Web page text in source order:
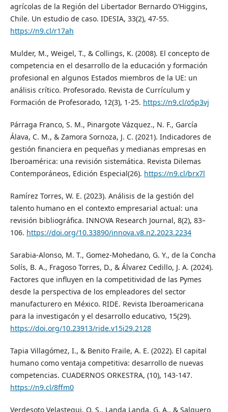
agrícolas de la Región del Libertador Bernardo O’Higgins,
Chile. Un estudio de caso. IDESIA, 33(2), 47-55.
https://n9.cl/r17ah
Mulder, M., Weigel, T., & Collings, K. (2008). El concepto de
competencia en el desarrollo de la educación y formación
profesional en algunos Estados miembros de la UE: un
análisis crítico. Profesorado. Revista de Currículum y
Formación de Profesorado, 12(3), 1-25. https://n9.cl/o5p3vj
Párraga Franco, S. M., Pinargote Vázquez., N. F., García
Álava, C. M., & Zamora Sornoza, J. C. (2021). Indicadores de
gestión financiera en pequeñas y medianas empresas en
Iberoamérica: una revisión sistemática. Revista Dilemas
Contemporáneos, Edición Especial(26). https://n9.cl/brx7l
Ramírez Torres, W. E. (2023). Análisis de la gestión del
talento humano en el contexto empresarial actual: una
revisión bibliográfica. INNOVA Research Journal, 8(2), 83–
106. https://doi.org/10.33890/innova.v8.n2.2023.2234
Sarabia-Alonso, M. T., Gomez-Mohedano, G. Y., de la Concha
Solís, B. A., Fragoso Torres, D., & Álvarez Cedillo, J. A. (2024).
Factores que influyen en la competitividad de las Pymes
desde la perspectiva de los empleadores del sector
manufacturero en México. RIDE. Revista Iberoamericana
para la investigacón y el desarrollo educativo, 15(29).
https://doi.org/10.23913/ride.v15i29.2128
Tapia Villagómez, I., & Benito Fraile, A. E. (2022). El capital
humano como ventaja competitiva: desarrollo de nuevas
competencias. CUADERNOS ORKESTRA, (10), 143-147.
https://n9.cl/8ffm0
Verdesoto Velastegui, O. S., Landa Landa, G. A., & Salguero